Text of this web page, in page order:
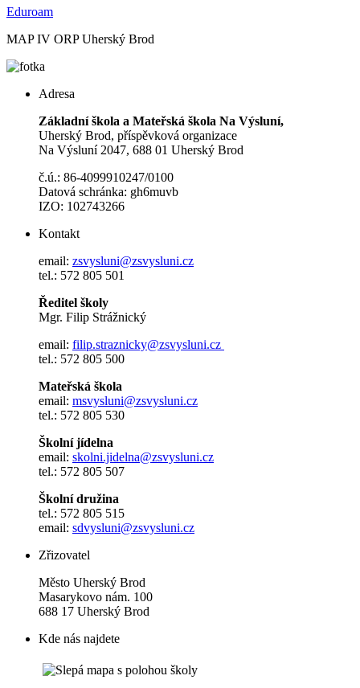
Eduroam
MAP IV ORP Uherský Brod
Adresa
Základní škola a Mateřská škola Na Výsluní,
Uherský Brod, příspěvková organizace
Na Výsluní 2047, 688 01 Uherský Brod
č.ú.: 86-4099910247/0100
Datová schránka: gh6muvb
IZO: 102743266
Kontakt
email: zsvysluni@zsvysluni.cz
tel.: 572 805 501
Ředitel školy
Mgr. Filip Strážnický
email: filip.straznicky@zsvysluni.cz
tel.: 572 805 500
Mateřská škola
email: msvysluni@zsvysluni.cz
tel.: 572 805 530
Školní jídelna
email: skolni.jidelna@zsvysluni.cz
tel.: 572 805 507
Školní družina
tel.: 572 805 515
email: sdvysluni@zsvysluni.cz
Zřizovatel
Město Uherský Brod
Masarykovo nám. 100
688 17 Uherský Brod
Kde nás najdete